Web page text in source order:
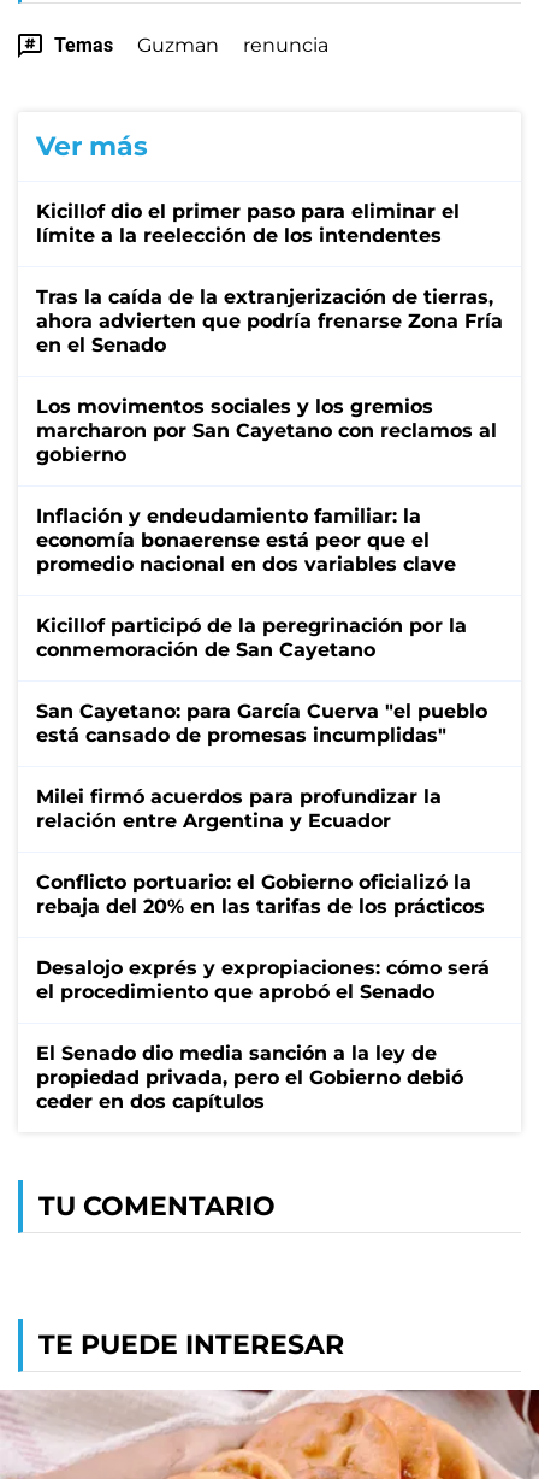
Temas Guzman renuncia
Ver más
Kicillof dio el primer paso para eliminar el
límite a la reelección de los intendentes
Tras la caída de la extranjerización de tierras,
ahora advierten que podría frenarse Zona Fría
en el Senado
Los movimentos sociales y los gremios
marcharon por San Cayetano con reclamos al
gobierno
Inflación y endeudamiento familiar: la
economía bonaerense está peor que el
promedio nacional en dos variables clave
Kicillof participó de la peregrinación por la
conmemoración de San Cayetano
San Cayetano: para García Cuerva "el pueblo
está cansado de promesas incumplidas"
Milei firmó acuerdos para profundizar la
relación entre Argentina y Ecuador
Conflicto portuario: el Gobierno oficializó la
rebaja del 20% en las tarifas de los prácticos
Desalojo exprés y expropiaciones: cómo será
el procedimiento que aprobó el Senado
El Senado dio media sanción a la ley de
propiedad privada, pero el Gobierno debió
ceder en dos capítulos
TU COMENTARIO
TE PUEDE INTERESAR